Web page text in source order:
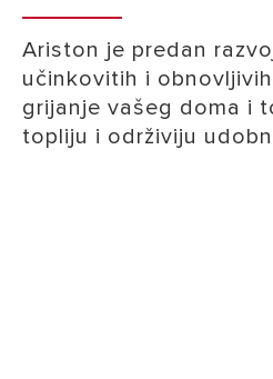
Ariston je predan
učinkovitih i
grijanje vašeg doma i
topliju i održiviju